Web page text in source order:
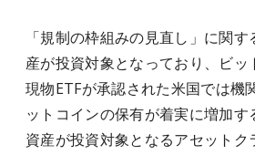
「規制の枠組みの見直し」に関
産が投資対象となっており、ビッ
現物ETFが承認された米国では機
ットコインの保有が着実に増加
資産が投資対象となるアセットク